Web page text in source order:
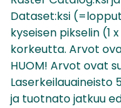
Dataset:ksi
kyseisen pikselin (1
korkeutta. Arvot
HUOM! Arvot ovat
ja tuotnato jatkuu